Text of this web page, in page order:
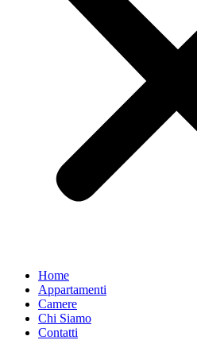
Home
Appartamenti
Camere
Chi Siamo
Contatti